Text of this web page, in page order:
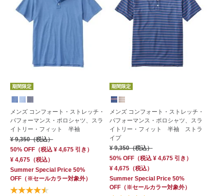
期間限定
メンズ コンフォート・ストレッチ・
パフォーマンス・ポロシャツ、スラ
イトリー・フィット 半袖
¥ 9,350（税込）
50% OFF（税込 ¥ 4,675引き）
¥ 4,675（税込）
Summer Special Price 50%
OFF（※セールカラー対象外）
期間限定
メンズ コンフォート・ストレッチ・
パフォーマンス・ポロシャツ、スラ
イトリー・フィット 半袖 ストラ
イプ
¥ 9,350（税込）
50% OFF （税込 ¥ 4,675 引き）
¥ 4,675 （税込）
Summer Special Price 50%
OFF （※セールカラー対象外）